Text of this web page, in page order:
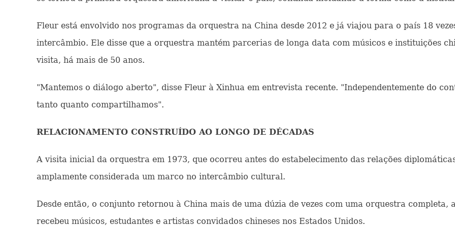
Fleur está envolvido nos programas da orquestra na China desde 2012 e já viajou para o país 18
intercâmbio. Ele disse que a orquestra mantém parcerias de longa data com músicos e instituições
visita, há mais de 50 anos.
"Mantemos o diálogo aberto", disse Fleur à Xinhua em entrevista recente. "Independentemente do
tanto quanto compartilhamos".
RELACIONAMENTO CONSTRUÍDO AO LONGO DE DÉCADAS
A visita inicial da orquestra em 1973, que ocorreu antes do estabelecimento das relações
amplamente considerada um marco no intercâmbio cultural.
Desde então, o conjunto retornou à China mais de uma dúzia de vezes com uma orquestra completa,
recebeu músicos, estudantes e artistas convidados chineses nos Estados Unidos.